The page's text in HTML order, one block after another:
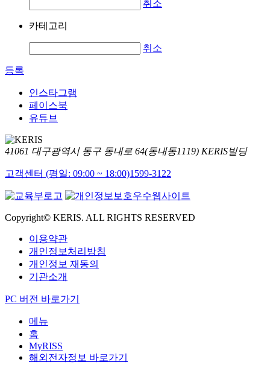
취소
카테고리
취소
등록
인스타그램
페이스북
유튜브
41061 대구광역시 동구 동내로 64(동내동1119) KERIS빌딩
고객센터 (평일: 09:00 ~ 18:00)1599-3122
Copyright© KERIS. ALL RIGHTS RESERVED
이용약관
개인정보처리방침
개인정보 재동의
기관소개
PC 버전 바로가기
메뉴
홈
MyRISS
해외전자정보 바로가기